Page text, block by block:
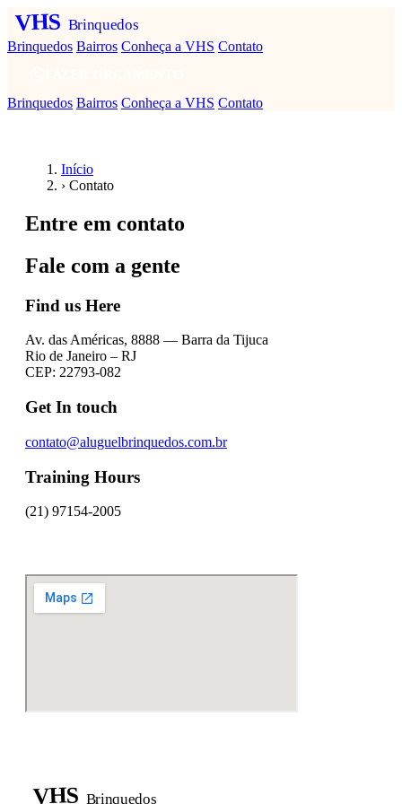
VHS Brinquedos
Brinquedos Bairros Conheça a VHS Contato
Brinquedos Bairros Conheça a VHS Contato
Início
› Contato
Entre em contato
Fale com a gente
Find us Here
Av. das Américas, 8888 — Barra da Tijuca
Rio de Janeiro – RJ
CEP: 22793-082
Get In touch
contato@aluguelbrinquedos.com.br
Training Hours
(21) 97154-2005
VHS Brinquedos